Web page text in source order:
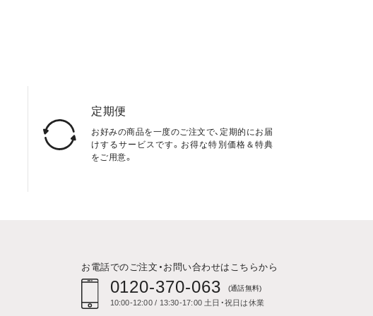
定期便
お好みの商品を一度のご注文で、定期的にお届
けするサービスです。お得な特別価格＆特典
をご用意。
お電話でのご注文・お問い合わせはこちらから
0120-370-063 (通話無料)
10:00-12:00 / 13:30-17:00 土日・祝日は休業